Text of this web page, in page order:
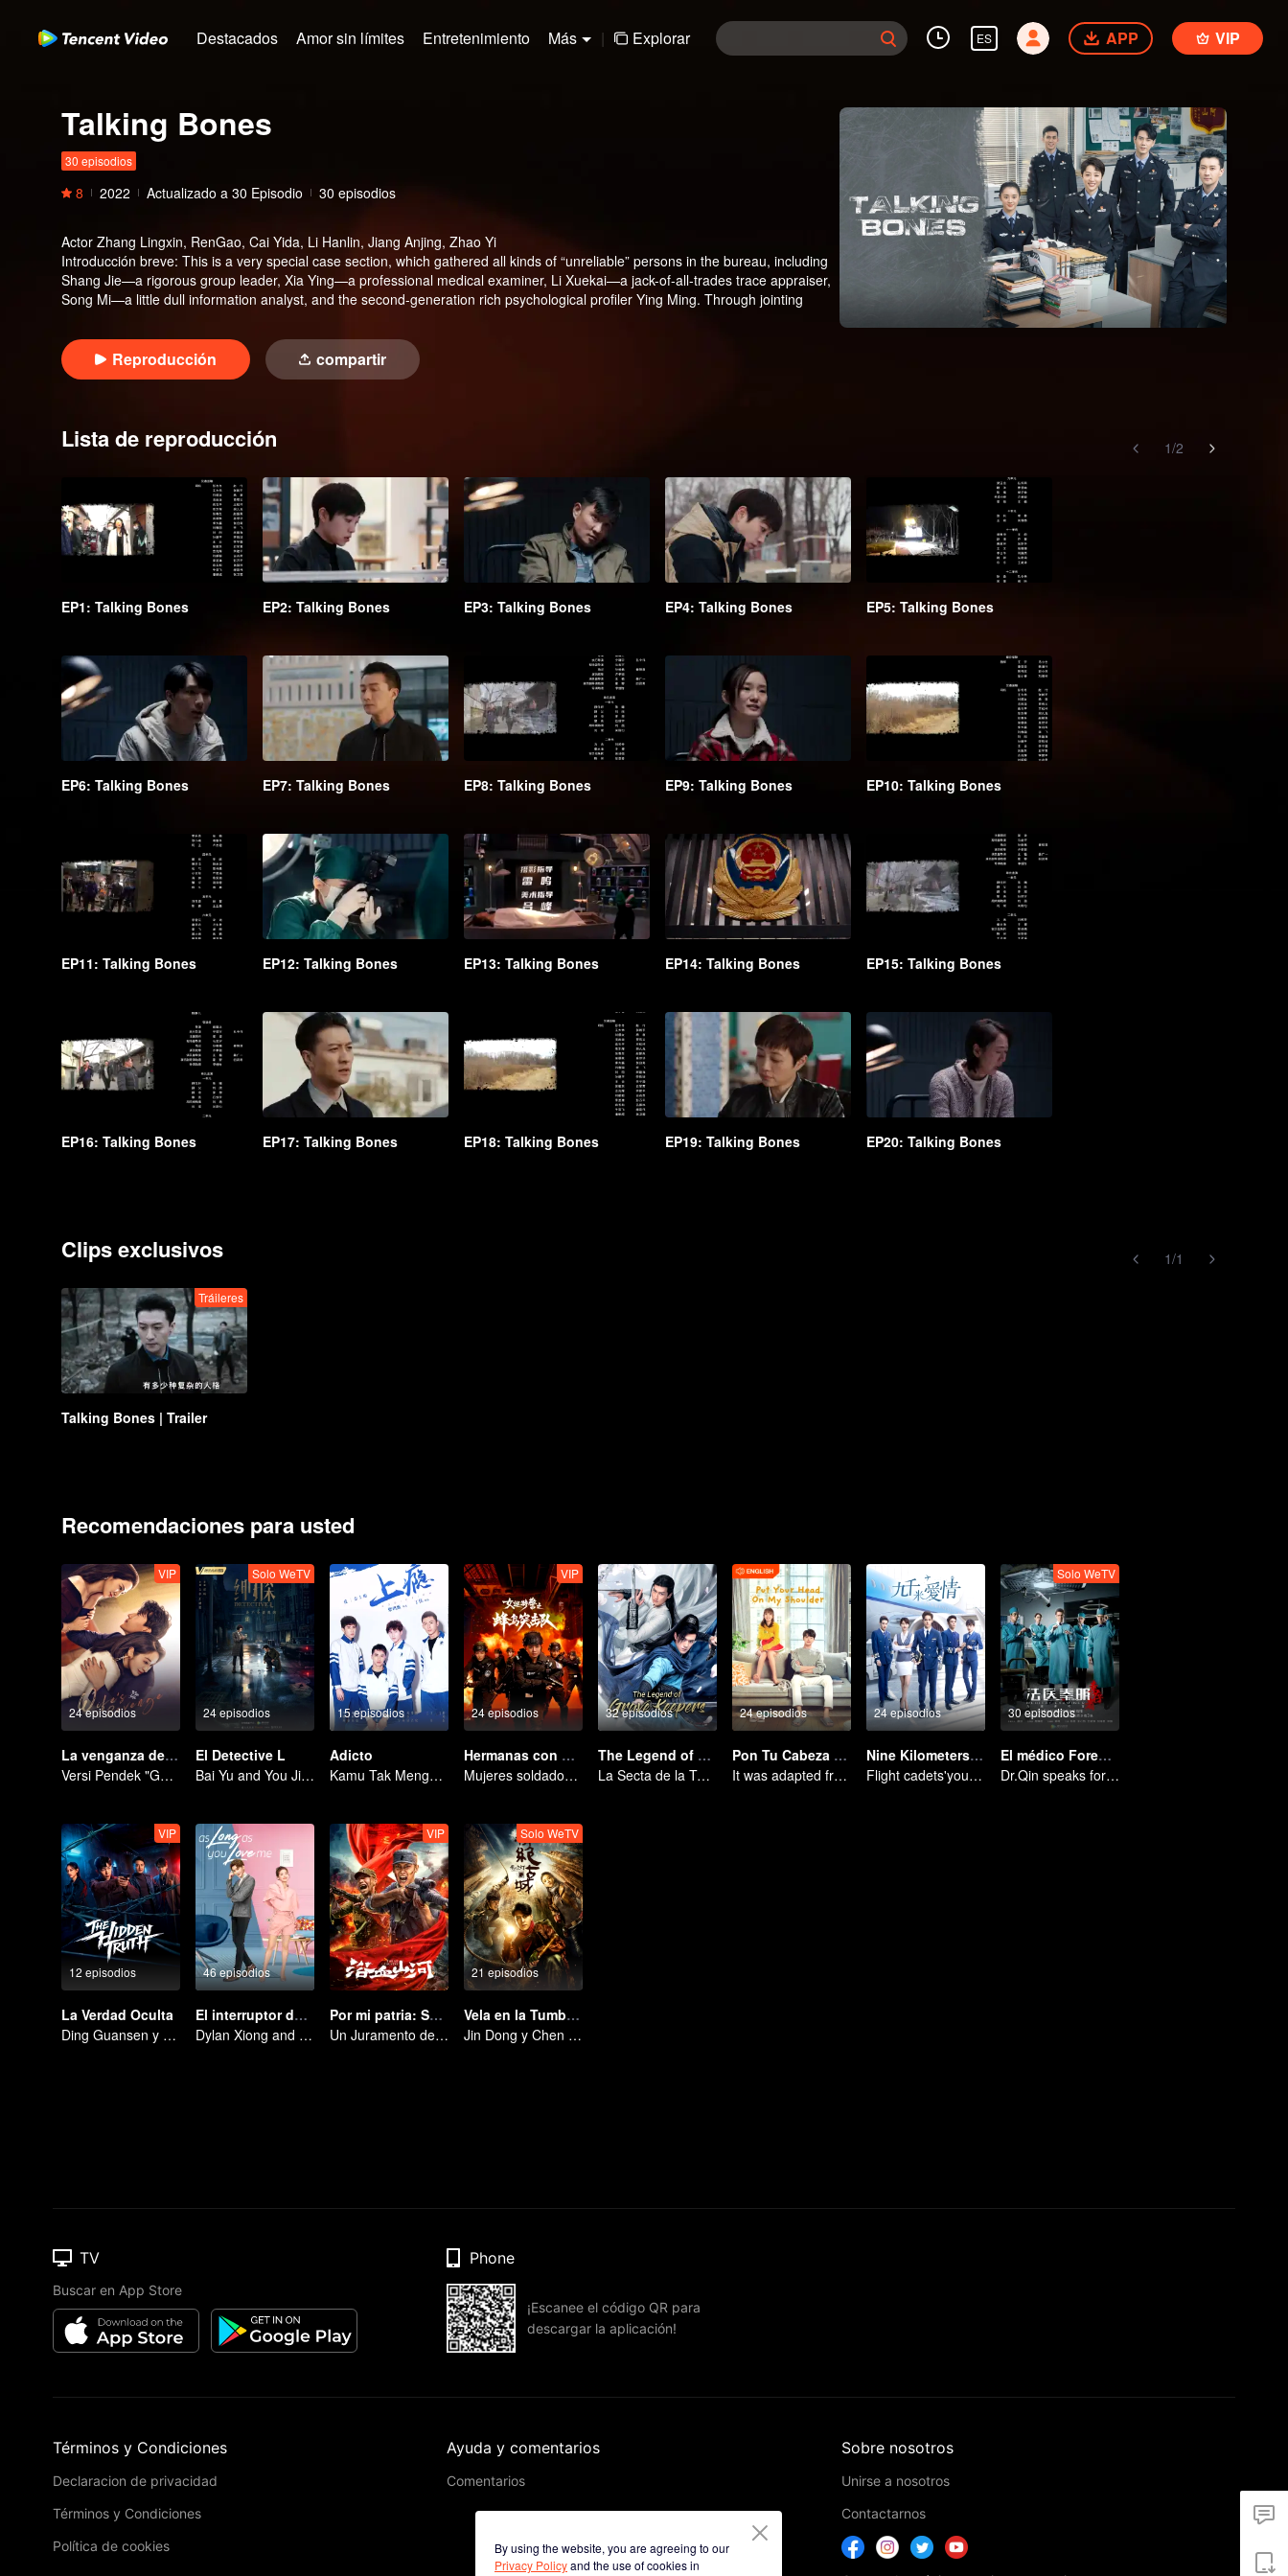
Destacados Amor sin límites Entretenimiento Más | Explorar ES APP VIP
Talking Bones
30 episodios
8 2022 Actualizado a 30 Episodio 30 episodios
Actor Zhang Lingxin, RenGao, Cai Yida, Li Hanlin, Jiang Anjing, Zhao Yi
Introducción breve: This is a very special case section, which gathered all kinds of “unreliable” persons in the bureau, including
Shang Jie—a rigorous group leader, Xia Ying—a professional medical examiner, Li Xuekai—a jack-of-all-trades trace appraiser,
Song Mi—a little dull information analyst, and the second-generation rich psychological profiler Ying Ming. Through jointing
than three cities, and he kills people by making accident. The group won great fame after the case, and then, they also cracked
a series of cases, which concludes the body fragment case in South Mountain Park, the odd bloody case, and they captured a
couple of brother killer, both of them has strong Anti-reconnaissance consciousness.
Reproducción compartir
Lista de reproducción 1/2
EP1: Talking Bones EP2: Talking Bones EP3: Talking Bones EP4: Talking Bones EP5: Talking Bones
EP6: Talking Bones EP7: Talking Bones EP8: Talking Bones EP9: Talking Bones EP10: Talking Bones
EP11: Talking Bones EP12: Talking Bones EP13: Talking Bones EP14: Talking Bones EP15: Talking Bones
EP16: Talking Bones EP17: Talking Bones EP18: Talking Bones EP19: Talking Bones EP20: Talking Bones
Clips exclusivos 1/1
Tráileres
Talking Bones | Trailer
Recomendaciones para usted
24 episodios
VIP
La venganza de la esposa
Versi Pendek "Godaan Pulang"
24 episodios
Solo WeTV
El Detective L
Bai Yu and You Jingru Became the super detective
15 episodios
Adicto
Kamu Tak Mengerti, Ini Juga Cinta
24 episodios
VIP
Hermanas con Armas
Mujeres soldados erradicando la delincuencia
32 episodios
The Legend of Grave Keepers
La Secta de la Tumba: Una Saga de Artes Marciales
24 episodios
Pon Tu Cabeza En Mi Hombro
It was adapted from the same series of novels as "A Love so Beautiful"
24 episodios
Nine Kilometers of Love
Flight cadets'youth dream-driven journey
30 episodios
Solo WeTV
El médico Forense Dr. Qin: Supervivientes
Dr.Qin speaks for the dead.
12 episodios
VIP
La Verdad Oculta
Ding Guansen y Yin Xiaotian protagonizan este intenso thriller criminal centrado en un caso sin resolver enterrado en el tiempo.
46 episodios
El interruptor del amor
Dylan Xiong and Lai Yumeng's sweet love story
VIP
Por mi patria: Sangre y honor
Un Juramento de Sangre para Defender la Patria
21 episodios
Solo WeTV
Vela en la Tumba: Ciudad Misteriosa
Jin Dong y Chen Qiaoen comienzaron una aventura
By using the website, you are agreeing to our
Privacy Policyand the use of cookies in
TV
Buscar en App Store
Phone
¡Escanee el código QR para
descargar la aplicación!
Términos y Condiciones
Declaracion de privacidad
Términos y Condiciones
Política de cookies
Ayuda y comentarios
Comentarios
Sobre nosotros
Unirse a nosotros
Contactarnos